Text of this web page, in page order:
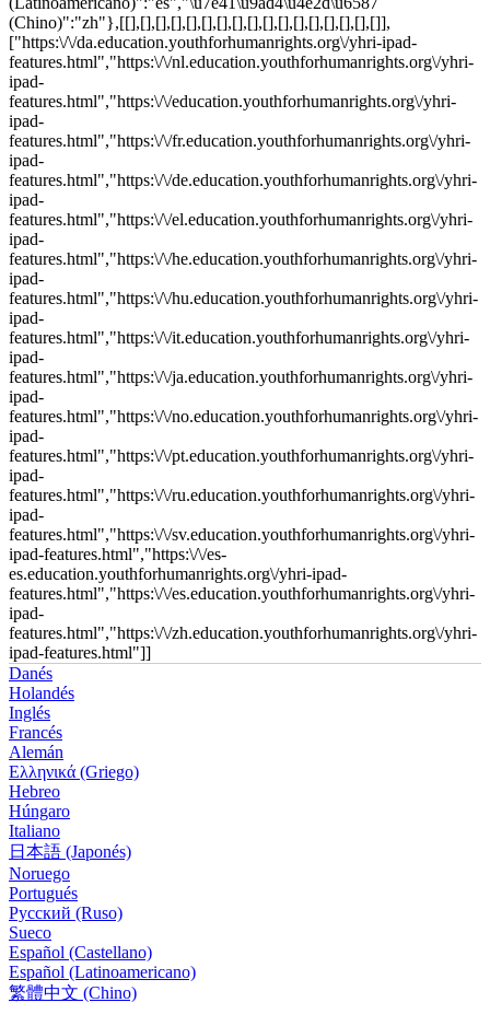
(Chino)":"zh"},[[],[],[],[],[],[],[],[],[],[],[],[],[],[],[],[],[]],
["https:\/\/da.education.youthforhumanrights.org\/yhri-ipad-
features.html","https:\/\/nl.education.youthforhumanrights.org\/yhri-
ipad-
features.html","https:\/\/education.youthforhumanrights.org\/yhri-
ipad-
features.html","https:\/\/fr.education.youthforhumanrights.org\/yhri-
ipad-
features.html","https:\/\/de.education.youthforhumanrights.org\/yhri-
ipad-
features.html","https:\/\/el.education.youthforhumanrights.org\/yhri-
ipad-
features.html","https:\/\/he.education.youthforhumanrights.org\/yhri-
ipad-
features.html","https:\/\/hu.education.youthforhumanrights.org\/yhri-
ipad-
features.html","https:\/\/it.education.youthforhumanrights.org\/yhri-
ipad-
features.html","https:\/\/ja.education.youthforhumanrights.org\/yhri-
ipad-
features.html","https:\/\/no.education.youthforhumanrights.org\/yhri-
ipad-
features.html","https:\/\/pt.education.youthforhumanrights.org\/yhri-
ipad-
features.html","https:\/\/ru.education.youthforhumanrights.org\/yhri-
ipad-
features.html","https:\/\/sv.education.youthforhumanrights.org\/yhri-
ipad-features.html","https:\/\/es-
es.education.youthforhumanrights.org\/yhri-ipad-
features.html","https:\/\/es.education.youthforhumanrights.org\/yhri-
ipad-
features.html","https:\/\/zh.education.youthforhumanrights.org\/yhri-
ipad-features.html"]]
Danés
Holandés
Inglés
Francés
Alemán
Ελληνικά (Griego)
Hebreo
Húngaro
Italiano
日本語 (Japonés)
Noruego
Portugués
Русский (Ruso)
Sueco
Español (Castellano)
Español (Latinoamericano)
繁體中文 (Chino)